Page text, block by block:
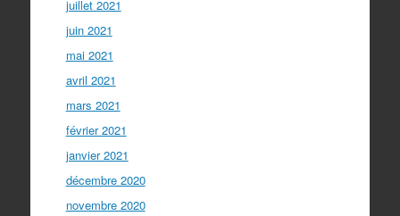
juillet 2021
juin 2021
mai 2021
avril 2021
mars 2021
février 2021
janvier 2021
décembre 2020
novembre 2020